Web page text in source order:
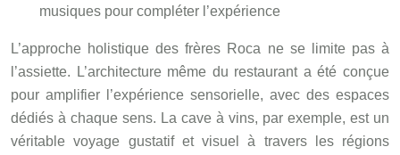
musiques pour compléter l’expérience
L’approche holistique des frères Roca ne se limite pas à
l’assiette. L’architecture même du restaurant a été conçue
pour amplifier l’expérience sensorielle, avec des espaces
dédiés à chaque sens. La cave à vins, par exemple, est un
véritable voyage gustatif et visuel à travers les régions